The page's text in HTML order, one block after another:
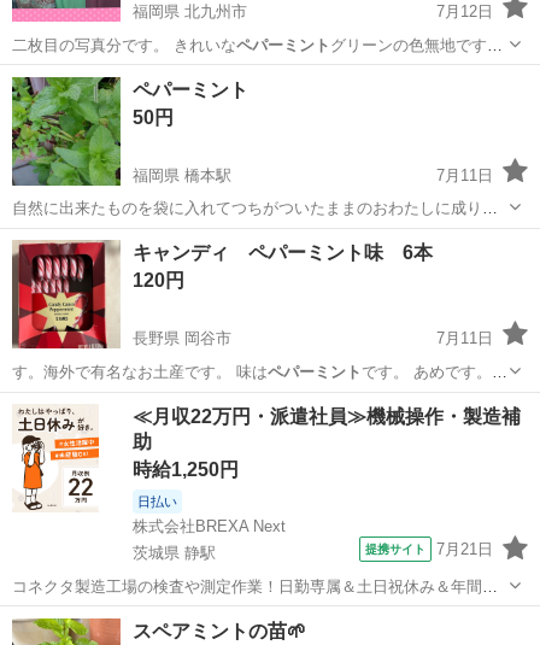
福岡県 北九州市
7月12日
二枚目の写真分です。 きれいなペパーミント グリーンの色無地です。
まだ、出…
福岡 北九州市 服/ファッション
ペパーミント
50円
福岡県 橋本駅
7月11日
自然に出来たものを袋に入れてつちがついたままのおわたしに成りま
すます やく5株ほどで100円です😆🎵🎵 宜しくお願いします🙇‍♀️⤵️ 一株
50円です 鉢に入れる時はプラス100円かかります
福岡 福岡市 橋本駅 家庭用品
キャンディ ペパーミント味 6本
120円
長野県 岡谷市
7月11日
す。海外で有名なお土産です。 味はペパーミント です。 あめです。
キャンディも、…
長野 岡谷市 食品 ペパーミント
≪月収22万円・派遣社員≫機械操作・製造補
助
時給1,250円
日払い
株式会社BREXA Next
茨城県 静駅
提携サイト 7月21日
コネクタ製造工場の検査や測定作業！日勤専属＆土日祝休み＆年間休
日128日★クリーンルーム内作業★マイカー通勤OK＆無料駐車場あり
★就業先食堂利用可！日払い制度あり！《茨城県常陸大宮市》 人気の
茨城 常陸大宮市 その他
スペアミントの苗🌱